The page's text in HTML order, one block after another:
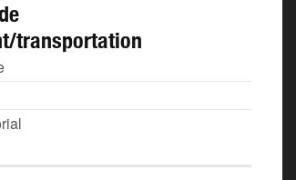
transportation